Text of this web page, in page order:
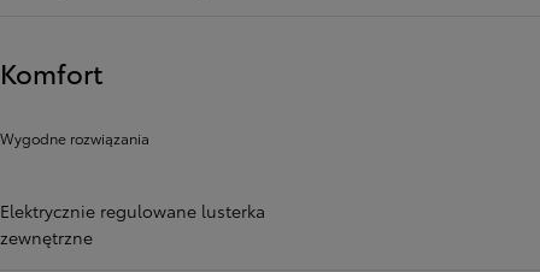
Komfort
Wygodne rozwiązania
Elektrycznie regulowane lusterka
zewnętrzne